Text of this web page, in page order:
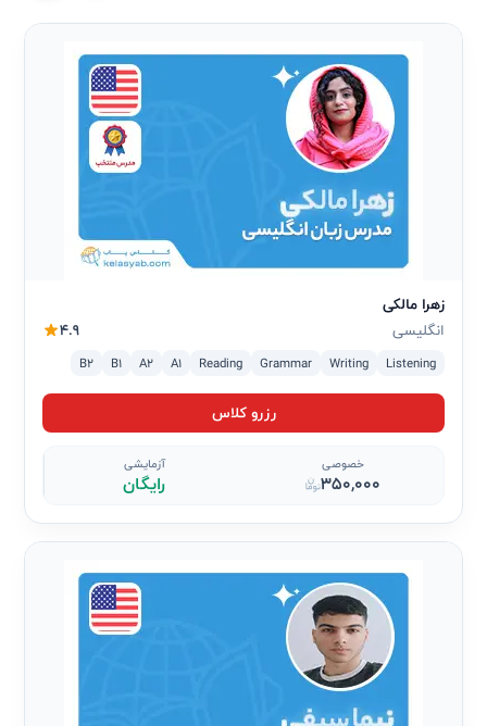
زهرا مالکی
انگلیسی
4.9
Listening
Writing
Grammar
Reading
A1
A2
B1
B2
رزرو کلاس
خصوصی
350,000
آزمایشی
رایگان